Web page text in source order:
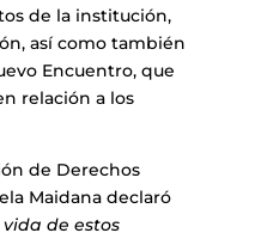
de la institución,
así como también
Encuentro, que
relación a los
de Derechos
Maidana declaró
de estos